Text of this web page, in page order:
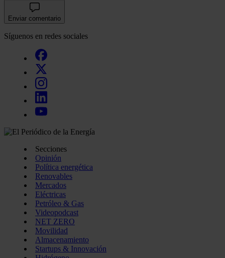
Enviar comentario
Síguenos en redes sociales
Secciones
Opinión
Política energética
Renovables
Mercados
Eléctricas
Petróleo & Gas
Videopodcast
NET ZERO
Movilidad
Almacenamiento
Startups & Innovación